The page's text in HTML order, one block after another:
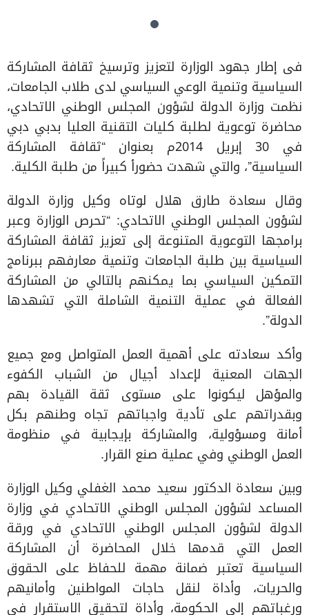
فى إطار جهود الوزارة لتعزيز وترسيخ ثقافة المشاركة
السياسية وتنمية الوعي السياسي لدى طلاب الجامعات،
نظمت وزارة الدولة لشؤون المجلس الوطني الاتحادي،
محاضرة توعوية لطلبة كليات التقنية العليا بدبي دبي
في 30 إبريل 2014م بعنوان “ثقافة المشاركة
السياسية”، والتي شهدت حضورأ كبيراً من طلبة الكلية.
وقال سعادة طارق هلال لوتاه وكيل وزارة الدولة
لشؤون المجلس الوطني الاتحادي: “تحرص الوزارة وعبر
برامجها التوعوية المتنوعة إلى تعزيز ثقافة المشاركة
السياسية بين طلبة الجامعات وتنمية معارفهم ببرنامج
التمكين السياسي بما يمكنهم بالتالي من المشاركة
الفعالة في عملية التنمية الشاملة التي تشهدها
الدولة”.
وأكد سعادته على أهمية العمل المتواصل ومع جميع
الجهات المعنية لإعداد أجيال من الشباب الكفوء
والمؤهل ليكونوا على مستوى ثقة القيادة بهم
وبقدراتهم على تأدية واجباتهم تجاه وطنهم بكل
أمانة ومسؤولية، والمشاركة بإيجابية في منظومة
العمل الوطني وفي عملية صنع القرار.
وبين سعادة الدكتور سعيد محمد الغفلي وكيل الوزارة
المساعد لشؤون المجلس الوطني الاتحادي في وزارة
الدولة لشؤون المجلس الوطني الاتحادي في ورقة
العمل التي قدمها خلال المحاضرة أن المشاركة
السياسية تعتبر ضمانة مهمة للحفاظ على الحقوق
والحريات، وأداة لنقل حاجات المواطنين وأمانيهم
ورغباتهم إلى الحكومة، وأداة لتحقيق الاستقرار في